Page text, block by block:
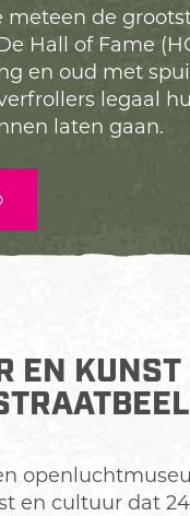
meteen de
Hall of Fame
en oud met
legaal
laten gaan.
EN
en cultuur dat